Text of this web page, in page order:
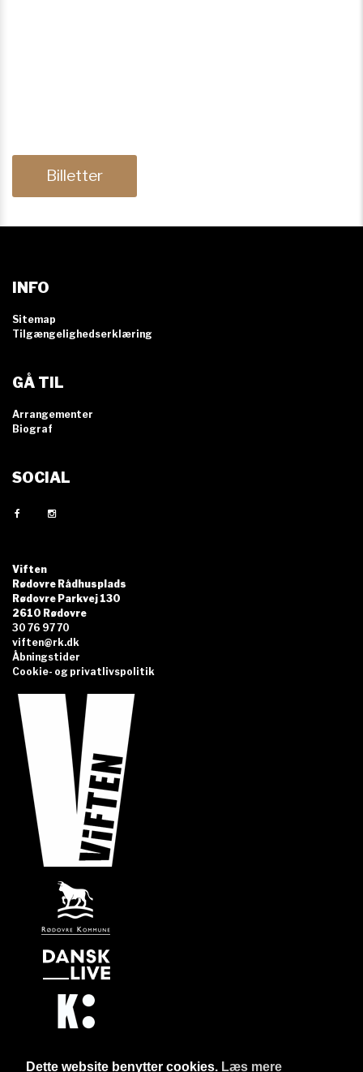
Dette website benytter cookies. Læs mere
Billetter
INFO
Sitemap
Tilgængelighedserklæring
GÅ TIL
Arrangementer
Biograf
SOCIAL
Viften
Rødovre Rådhusplads
Rødovre Parkvej 130
2610 Rødovre
30 76 97 70
viften@rk.dk
Åbningstider
Cookie- og privatlivspolitik